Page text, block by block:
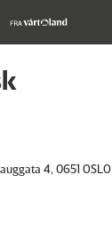
4, 0651 OSLO